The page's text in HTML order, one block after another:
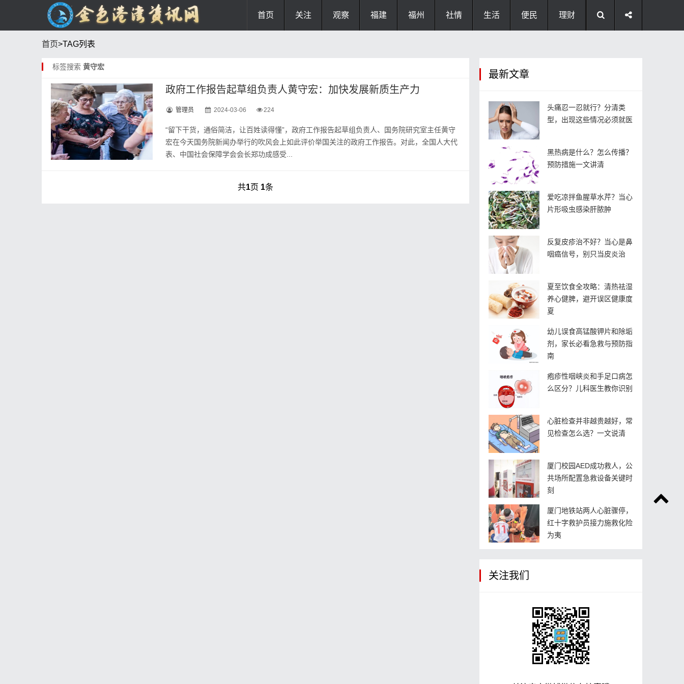
首页 关注 观察 福建 福州 社情 生活 便民 理财
首页>TAG列表
标签搜索 黄守宏
政府工作报告起草组负责人黄守宏：加快发展新质生产力
管理员 2024-03-06 224
“留下干货，通俗简洁，让百姓读得懂”，政府工作报告起草组负责人、国务院研究室主任黄守
宏在今天国务院新闻办举行的吹风会上如此评价举国关注的政府工作报告。对此，全国人大代
表、中国社会保障学会会长郑功成感受...
共1页 1条
最新文章
头痛忍一忍就行？分清类
型，出现这些情况必须就医
黑热病是什么？怎么传播？
预防措施一文讲清
爱吃凉拌鱼腥草水芹？当心
片形吸虫感染肝脓肿
反复皮疹治不好？当心是鼻
咽癌信号，别只当皮炎治
夏至饮食全攻略：清热祛湿
养心健脾，避开误区健康度
夏
幼儿误食高锰酸钾片和除垢
剂，家长必看急救与预防指
南
疱疹性咽峡炎和手足口病怎
么区分？儿科医生教你识别
心脏检查并非越贵越好，常
见检查怎么选？一文说清
厦门校园AED成功救人，公
共场所配置急救设备关键时
刻
厦门地铁站两人心脏骤停，
红十字救护员接力施救化险
为夷
关注我们